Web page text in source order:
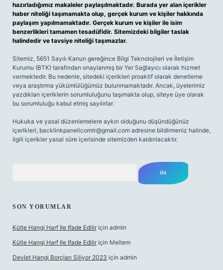
hazırladığımız makaleler paylaşılmaktadır. Burada yer alan içerikler
haber niteliği taşımamakta olup, gerçek kurum ve kişiler hakkında
paylaşım yapılmamaktadır. Gerçek kurum ve kişiler ile isim
benzerlikleri tamamen tesadüfidir. Sitemizdeki bilgiler taslak
halindedir ve tavsiye niteliği taşımazlar.
Sitemiz, 5651 Sayılı Kanun gereğince Bilgi Teknolojileri ve İletişim
Kurumu (BTK) tarafından onaylanmış bir Yer Sağlayıcı olarak hizmet
vermektedir. Bu nedenle, sitedeki içerikleri proaktif olarak denetleme
veya araştırma yükümlülüğümüz bulunmamaktadır. Ancak, üyelerimiz
yazdıkları içeriklerin sorumluluğunu taşımakta olup, siteye üye olarak
bu sorumluluğu kabul etmiş sayılırlar.
Hukuka ve yasal düzenlemelere aykırı olduğunu düşündüğünüz
içerikleri, backlinkpanelicomtr@gmail.com adresine bildirmeniz halinde,
ilgili içerikler yasal süre içerisinde sitemizden kaldırılacaktır.
SON YORUMLAR
Kütle Hangi Harf Ile Ifade Edilir için admin
Kütle Hangi Harf Ile Ifade Edilir için Meltem
Devlet Hangi Borçları Siliyor 2023 için admin